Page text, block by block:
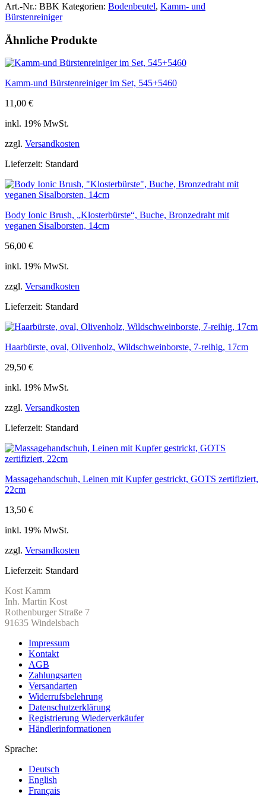
alle
kleinen
geeignet,
Menge
Art.-Nr.: BBK Kategorien: Bodenbeutel, Kamm- und
Bürstenreiniger
Ähnliche Produkte
Kamm-und Bürstenreiniger im Set, 545+5460
11,00 €
inkl. 19% MwSt.
zzgl. Versandkosten
Lieferzeit: Standard
Body Ionic Brush, „Klosterbürste“, Buche, Bronzedraht mit
veganen Sisalborsten, 14cm
56,00 €
inkl. 19% MwSt.
zzgl. Versandkosten
Lieferzeit: Standard
Haarbürste, oval, Olivenholz, Wildschweinborste, 7-reihig, 17cm
29,50 €
inkl. 19% MwSt.
zzgl. Versandkosten
Lieferzeit: Standard
Massagehandschuh, Leinen mit Kupfer gestrickt, GOTS zertifiziert,
22cm
13,50 €
inkl. 19% MwSt.
zzgl. Versandkosten
Lieferzeit: Standard
Kost Kamm
Inh. Martin Kost
Rothenburger Straße 7
91635 Windelsbach
Impressum
Kontakt
AGB
Zahlungsarten
Versandarten
Widerrufsbelehrung
Datenschutzerklärung
Registrierung Wiederverkäufer
Händlerinformationen
Sprache:
Deutsch
English
Français